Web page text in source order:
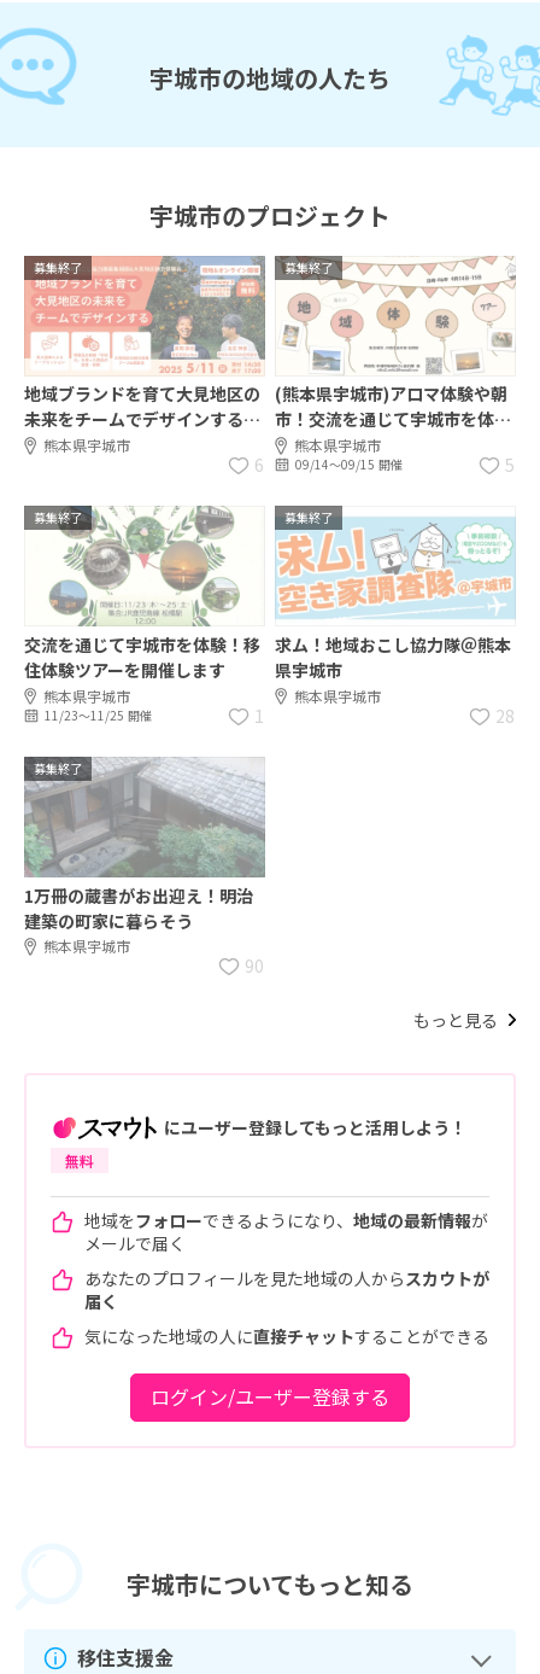
宇城市の地域の人たち
宇城市のプロジェクト
募集終了
地域ブランドを育て大見地区の
未来をチームでデザインする
【宇城市地域おこし協力隊相談
熊本県宇城市
6
募集終了
(熊本県宇城市)アロマ体験や朝
市！交流を通じて宇城市を体
験！1泊2日の体験ツアーを開
催！
熊本県宇城市
09/14〜09/15 開催 5
募集終了
交流を通じて宇城市を体験！移
住体験ツアーを開催します
熊本県宇城市
11/23〜11/25 開催 1
募集終了
求ム！地域おこし協力隊＠熊本
県宇城市
熊本県宇城市
28
募集終了
1万冊の蔵書がお出迎え！明治
建築の町家に暮らそう
熊本県宇城市
90
もっと見る
にユーザー登録してもっと活用しよう！
無料
地域をフォローできるようになり、 地域の最新情報が
メールで届く
あなたのプロフィールを見た地域の人から スカウトが
届く
気になった地域の人に直接チャットすることができる
ログイン/ユーザー登録する
宇城市についてもっと知る
移住支援金